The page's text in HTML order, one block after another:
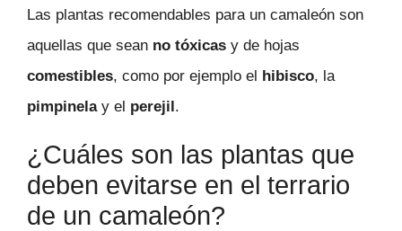
Las plantas recomendables para un camaleón son
aquellas que sean no tóxicas y de hojas
comestibles, como por ejemplo el hibisco, la
pimpinelay el perejil.
¿Cuáles son las plantas que
deben evitarse en el terrario
de un camaleón?